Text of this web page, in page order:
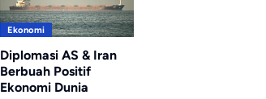
Ekonomi
Diplomasi AS & Iran
Berbuah Positif
Ekonomi Dunia